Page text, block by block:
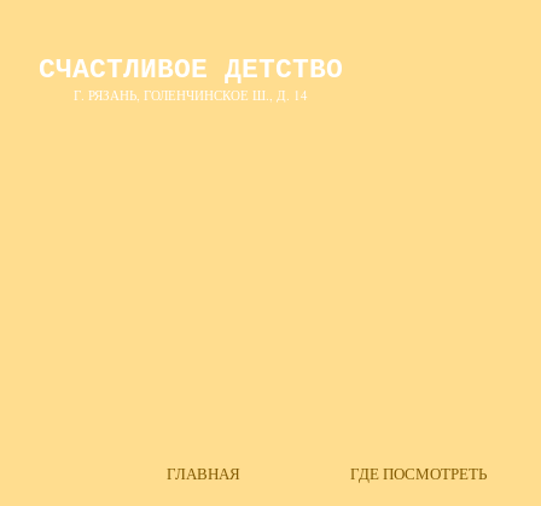
СЧАСТЛИВОЕ ДЕТСТВО
Г. РЯЗАНЬ, ГОЛЕНЧИНСКОЕ Ш., Д. 14
ГЛАВНАЯ ГДЕ ПОСМОТРЕТЬ